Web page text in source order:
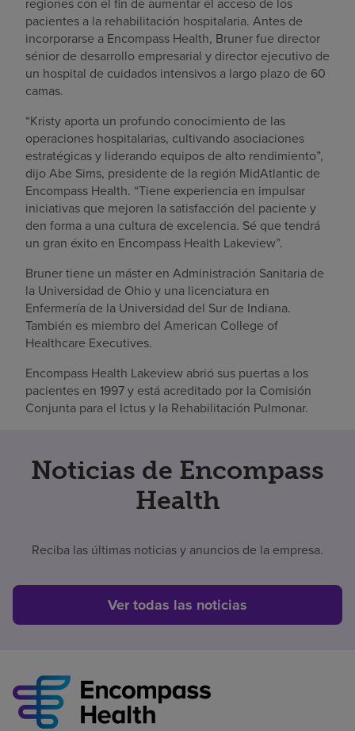
regiones con el fin de aumentar el acceso de los
pacientes a la rehabilitación hospitalaria. Antes de
incorporarse a Encompass Health, Bruner fue director
sénior de desarrollo empresarial y director ejecutivo de
un hospital de cuidados intensivos a largo plazo de 60
camas.
“Kristy aporta un profundo conocimiento de las
operaciones hospitalarias, cultivando asociaciones
estratégicas y liderando equipos de alto rendimiento”,
dijo Abe Sims, presidente de la región MidAtlantic de
Encompass Health. “Tiene experiencia en impulsar
iniciativas que mejoren la satisfacción del paciente y
den forma a una cultura de excelencia. Sé que tendrá
un gran éxito en Encompass Health Lakeview”.
Bruner tiene un máster en Administración Sanitaria de
la Universidad de Ohio y una licenciatura en
Enfermería de la Universidad del Sur de Indiana.
También es miembro del American College of
Healthcare Executives.
Encompass Health Lakeview abrió sus puertas a los
pacientes en 1997 y está acreditado por la Comisión
Conjunta para el Ictus y la Rehabilitación Pulmonar.
Noticias de Encompass
Health
Reciba las últimas noticias y anuncios de la empresa.
Ver todas las noticias